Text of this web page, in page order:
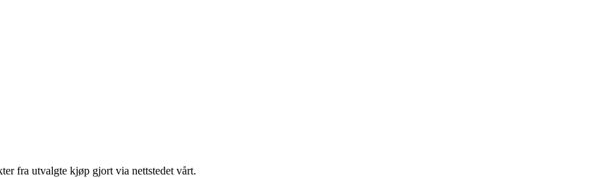
fra utvalgte kjøp gjort via nettstedet vårt.